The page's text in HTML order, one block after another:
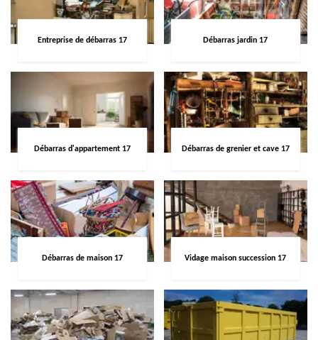
Entreprise de débarras 17 Débarras jardin 17
Débarras d'appartement 17 Débarras de grenier et cave 17
Débarras de maison 17 Vidage maison succession 17